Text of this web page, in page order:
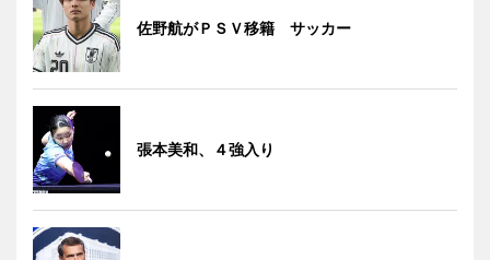
佐野航がＰＳＶ移籍 サッカー
張本美和、４強入り